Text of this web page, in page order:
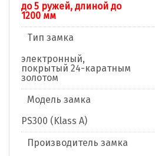
до 5 ружей, длиной до
1200 мм
Тип замка
электронный,
покрытый 24-каратным
золотом
Модель замка
PS300 (Klass A)
Производитель замка